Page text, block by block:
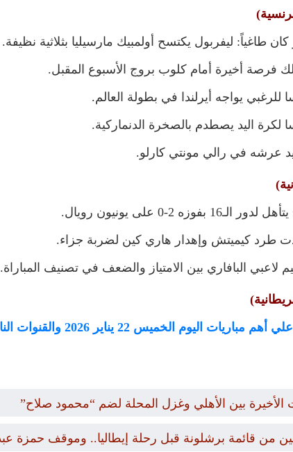
كان طاغياً: ليفربول يكتسح أولمبيك مارسيليا بثلاثية نظيفة.
فرصة أخيرة أمام كلوب بروج الأسبوع المقبل.
يواجه أيرلندا في بطولة العالم.
لكرة اليد يصطدم بالصخرة الدنماركية.
عرشه في رالي مونتي كارلو.
بفوزه 2-0 على يونيون رويال.
طرد كيميتش وإهدار هاري كين لضربة جزاء.
لاعبي البافاري بين الامتياز والضعف في تصنيف المباراة.
اليوم الخميس 22 يناير 2026 والقنوات الناقلة
الأخيرة بين الأهلي وغزل المحلة لضم “محمود صلاح”